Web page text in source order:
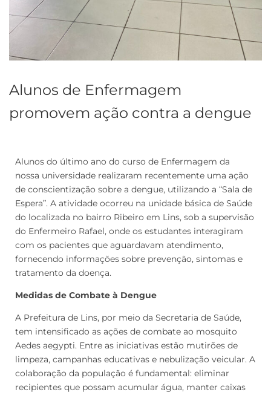
Alunos de Enfermagem
promovem ação contra a dengue
Alunos do último ano do curso de Enfermagem da
nossa universidade realizaram recentemente uma ação
de conscientização sobre a dengue, utilizando a “Sala de
Espera”. A atividade ocorreu na unidade básica de Saúde
do localizada no bairro Ribeiro em Lins, sob a supervisão
do Enfermeiro Rafael, onde os estudantes interagiram
com os pacientes que aguardavam atendimento,
fornecendo informações sobre prevenção, sintomas e
tratamento da doença.
Medidas de Combate à Dengue
A Prefeitura de Lins, por meio da Secretaria de Saúde,
tem intensificado as ações de combate ao mosquito
Aedes aegypti. Entre as iniciativas estão mutirões de
limpeza, campanhas educativas e nebulização veicular. A
colaboração da população é fundamental: eliminar
recipientes que possam acumular água, manter caixas